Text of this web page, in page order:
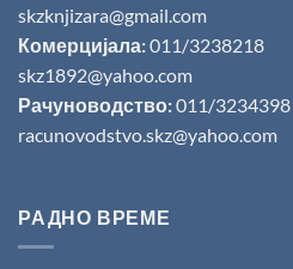
skzknjizara@gmail.com
Комерцијала:011/3238218
skz1892@yahoo.com
Рачуноводство:011/3234398
racunovodstvo.skz@yahoo.com
РАДНО ВРЕМЕ